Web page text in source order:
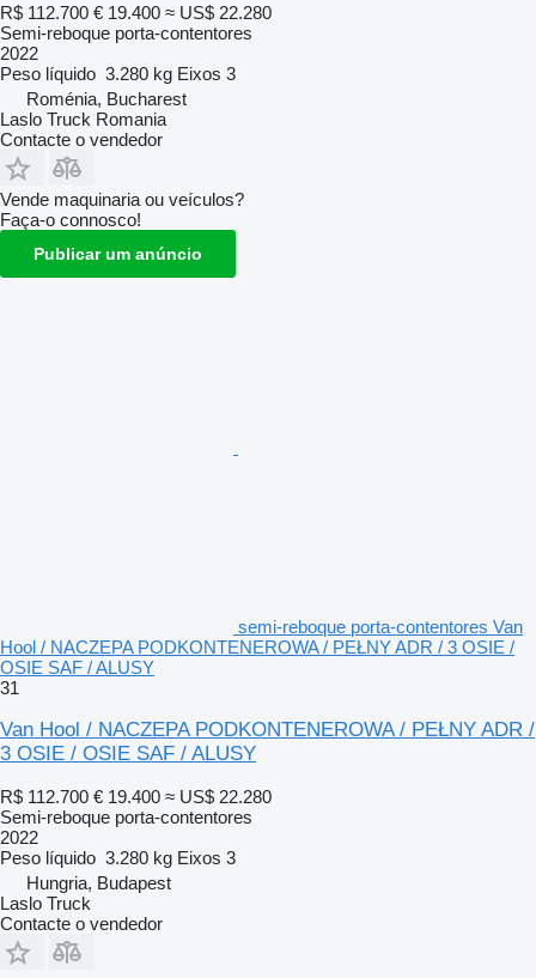
R$ 112.700 € 19.400 ≈ US$ 22.280
Semi-reboque porta-contentores
2022
Peso líquido 3.280 kg Eixos 3
Roménia, Bucharest
Laslo Truck Romania
Contacte o vendedor
Vende maquinaria ou veículos?
Faça-o connosco!
Publicar um anúncio
semi-reboque porta-contentores Van
Hool / NACZEPA PODKONTENEROWA / PEŁNY ADR / 3 OSIE /
OSIE SAF / ALUSY
31
Van Hool / NACZEPA PODKONTENEROWA / PEŁNY ADR /
3 OSIE / OSIE SAF / ALUSY
R$ 112.700 € 19.400 ≈ US$ 22.280
Semi-reboque porta-contentores
2022
Peso líquido 3.280 kg Eixos 3
Hungria, Budapest
Laslo Truck
Contacte o vendedor